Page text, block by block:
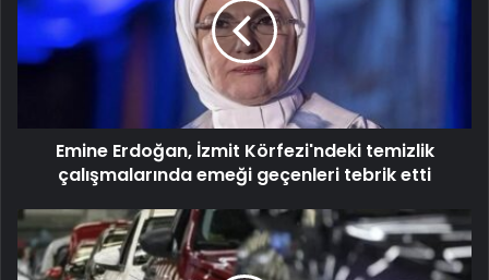
Emine Erdoğan, İzmit Körfezi'ndeki temizlik
çalışmalarında emeği geçenleri tebrik etti